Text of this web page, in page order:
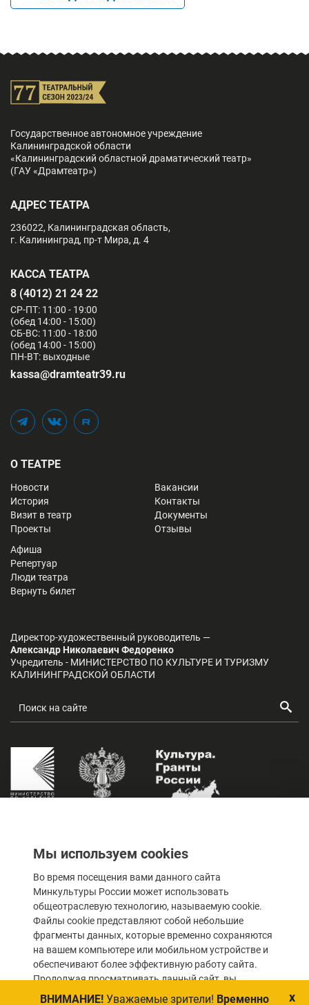
Мы используем cookies
Во время посещения вами данного сайта
Минкультуры России может использовать
общеотраслевую технологию, называемую cookie.
Файлы cookie представляют собой небольшие
фрагменты данных, которые временно сохраняются
на вашем компьютере или мобильном устройстве и
обеспечивают более эффективную работу сайта.
Продолжая просматривать данный сайт, вы
соглашаетесь с использованием файлов cookie и
Государственное автономное учреждение
Калининградской области
«Калининградский областной драматический театр»
(ГАУ «Драмтеатр»)
АДРЕС ТЕАТРА
236022, Калининградская область,
г. Калининград, пр-т Мира, д. 4
КАССА ТЕАТРА
8 (4012) 21 24 22
СР-ПТ: 11:00 - 19:00
(обед 14:00 - 15:00)
СБ-ВС: 11:00 - 18:00
(обед 14:00 - 15:00)
ПН-ВТ: выходные
kassa@dramteatr39.ru
TelegramВконтакте
Rutube
О ТЕАТРЕ
Новости
История
Визит в театр
Проекты
Вакансии
Контакты
Документы
Отзывы
Афиша
Репертуар
Люди театра
Вернуть билет
Директор-художественный руководитель —
Александр Николаевич Федоренко
Учредитель - МИНИСТЕРСТВО ПО КУЛЬТУРЕ И ТУРИЗМУ
КАЛИНИНГРАДСКОЙ ОБЛАСТИ
учреждений культуры
© 2023 Государственное автономное учреждение
Калининградской области «Калининградский областной
драматический театр»
Все материалы данного сайта являются объектами авторского права (в
x
ВНИМАНИЕ! Уважаемые зрители! Временно